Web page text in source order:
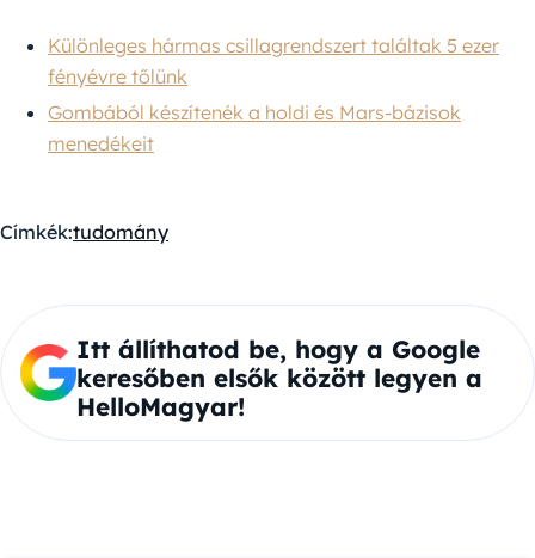
Különleges hármas csillagrendszert találtak 5 ezer
fényévre tőlünk
Gombából készítenék a holdi és Mars-bázisok
menedékeit
Címkék:tudomány
Itt állíthatod be, hogy a Google
keresőben elsők között legyen a
HelloMagyar!